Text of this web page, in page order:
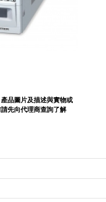
品圖片及描述與實物或
先向代理商查詢了解